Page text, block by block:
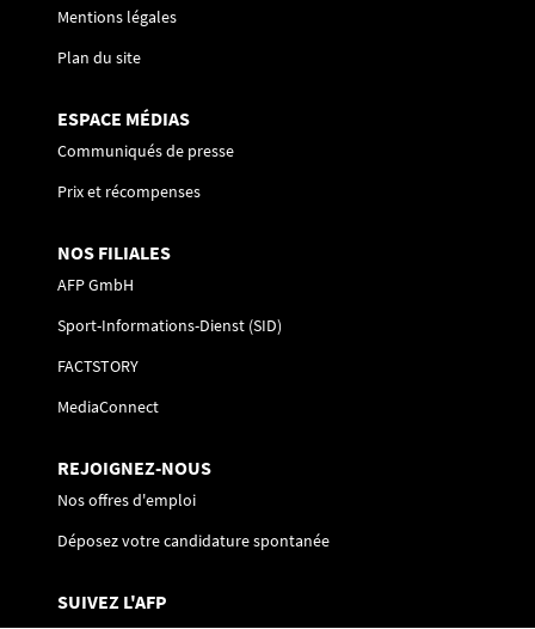
Mentions légales
Plan du site
ESPACE MÉDIAS
Communiqués de presse
Prix et récompenses
NOS FILIALES
AFP GmbH
Sport-Informations-Dienst (SID)
FACTSTORY
MediaConnect
REJOIGNEZ-NOUS
Nos offres d'emploi
Déposez votre candidature spontanée
SUIVEZ L'AFP